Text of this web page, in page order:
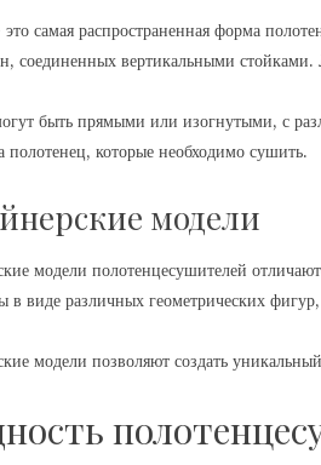
самая распространенная форма
соединенных вертикальными
быть прямыми или изогнутыми, с
полотенец, которые необходимо сушить.
модели
модели полотенцесушителей
в виде различных геометрических
модели позволяют создать